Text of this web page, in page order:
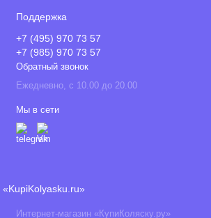
Поддержка
+7 (495) 970 73 57
+7 (985) 970 73 57
Обратный звонок
Ежедневно, с 10.00 до 20.00
Мы в сети
«KupiKolyasku.ru»
Интернет-магазин «КупиКоляску.ру»